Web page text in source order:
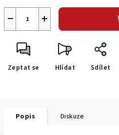
+
−
Zeptat se Hlídat Sdílet
Popis Diskuze